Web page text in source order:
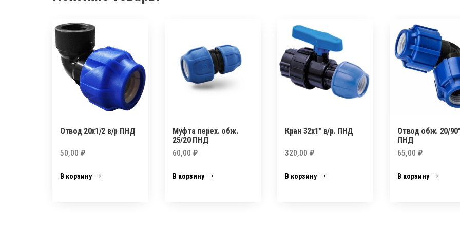
Отвод 20х1/2 в/р ПНД
50,00 ₽
В корзину
Муфта перех. обж.
25/20 ПНД
60,00₽
В корзину
Кран 32х1″ в/р. ПНД
320,00₽
В корзину
Отвод обж. 20/
ПНД
65,00₽
В корзину